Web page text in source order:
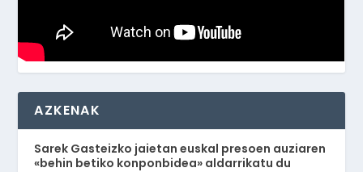
AZKENAK
Sarek Gasteizko jaietan euskal presoen auziaren
«behin betiko konponbidea» aldarrikatu du